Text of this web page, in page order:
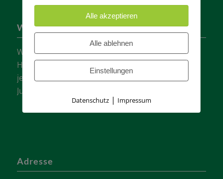
Wer sind wir?
Wir sind einer der größten Tennisvereine
Hannovers mit vielen aktiven Mannschaften in
jeder Altersklasse für Damen, Herren und
Jugendliche.
Adresse
Alle akzeptieren
Alle ablehnen
Einstellungen
Datenschutz| Impressum